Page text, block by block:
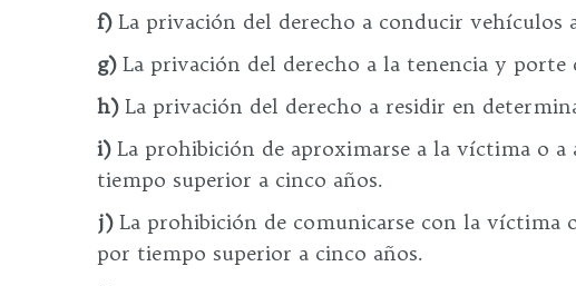
f)La privación del derecho a conducir
g)La privación del derecho a la tenencia y porte
h)La privación del derecho a residir en
i)La prohibición de aproximarse a la víctima o a
tiempo superior a cinco años.
j)La prohibición de comunicarse con la víctima
por tiempo superior a cinco años.